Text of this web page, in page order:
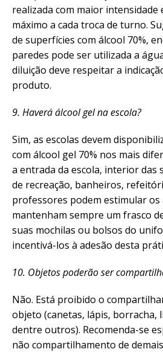
realizada com maior intensidade
máximo a cada troca de turno.
de superfícies com álcool 70%,
paredes pode ser utilizada a
diluição deve respeitar a
produto.
9. Haverá álcool gel na escola?
Sim, as escolas devem
com álcool gel 70% nos mais
a entrada da escola, interior das
de recreação, banheiros,
professores podem estimular os
mantenham sempre um frasco
suas mochilas ou bolsos do
incentivá-los à adesão desta
10. Objetos poderão ser
Não. Está proibido o
objeto (canetas, lápis, borracha,
dentre outros). Recomenda-se
não compartilhamento de